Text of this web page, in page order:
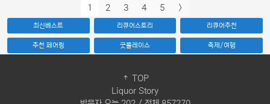
1 2 3 4 5 >
최신베스트 리큐어스토리 리큐어추천
추천 페어링 굿플레이스 축제/여행
Liquor Story
TOP